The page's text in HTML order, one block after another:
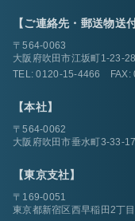
【ご連絡先・郵送物送
〒564-0063
大阪府吹田市江坂町1-23-
TEL:0120-15-4466
【本社】
〒564-0062
大阪府吹田市垂水町3-33-
【東京支社】
〒169-0051
東京都新宿区西早稲田2丁